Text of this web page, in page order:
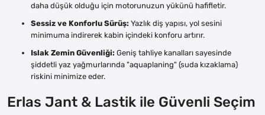
daha düşük olduğu için motorunuzun yükünü hafifletir.
Sessiz ve Konforlu Sürüş: Yazlık diş yapısı, yol sesini
minimuma indirerek kabin içindeki konforu artırır.
Islak Zemin Güvenliği: Geniş tahliye kanalları sayesinde
şiddetli yaz yağmurlarında "aquaplaning" (suda kızaklama)
riskini minimize eder.
Erlas Jant & Lastik ile Güvenli Seçim